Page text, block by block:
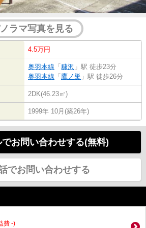
ラマ写真を見る
4.5万円
奥羽本線 「 糠沢 」駅 徒歩23分
奥羽本線 「 鷹ノ巣 」駅 徒歩26分
2DK(46.23㎡)
1999年 10月(築26年)
でお問い合わせする(無料)
でお問い合わせする
費 -)